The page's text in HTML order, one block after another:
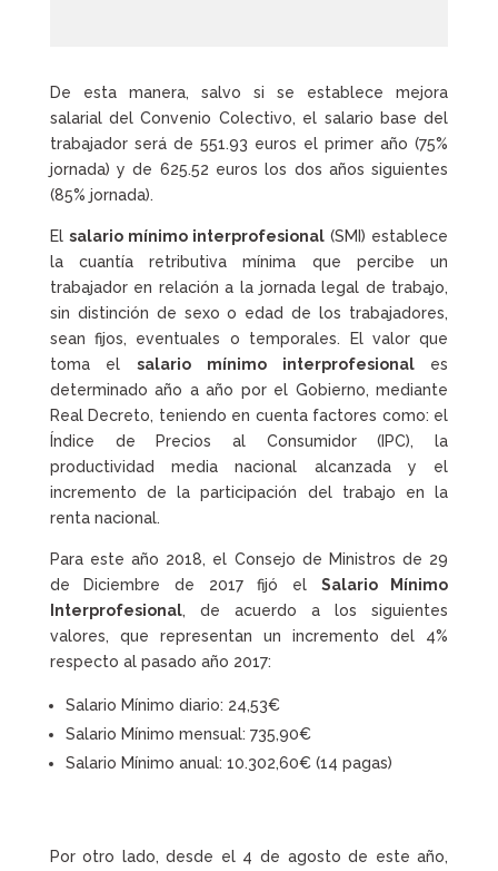
De esta manera, salvo si se establece mejora
salarial del Convenio Colectivo, el salario base del
trabajador será de 551.93 euros el primer año (75%
jornada) y de 625.52 euros los dos años siguientes
(85% jornada).
El salario mínimo interprofesional (SMI) establece
la cuantía retributiva mínima que percibe un
trabajador en relación a la jornada legal de trabajo,
sin distinción de sexo o edad de los trabajadores,
sean fijos, eventuales o temporales. El valor que
toma elsalario mínimo interprofesionales
determinado año a año por el Gobierno, mediante
Real Decreto, teniendo en cuenta factores como: el
Índice de Precios al Consumidor (IPC), la
productividad media nacional alcanzada y el
incremento de la participación del trabajo en la
renta nacional.
Para este año 2018, el Consejo de Ministros de 29
de Diciembre de 2017 fijó el Salario Mínimo
Interprofesional, de acuerdo a los siguientes
valores, que representan un incremento del 4%
respecto al pasado año 2017:
Salario Mínimo diario: 24,53€
Salario Mínimo mensual: 735,90€
Salario Mínimo anual: 10.302,60€ (14 pagas)
Por otro lado, desde el 4 de agosto de este año,